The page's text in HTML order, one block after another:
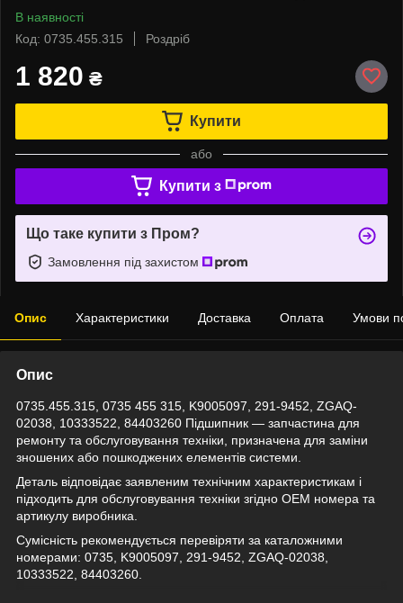
В наявності
Код: 0735.455.315
Роздріб
1 820 ₴
Купити
або
Купити з
Що таке купити з Пром?
Замовлення під захистом
Опис Характеристики Доставка Оплата Умови
Опис
0735.455.315, 0735 455 315, K9005097, 291-9452, ZGAQ-
02038, 10333522, 84403260 Підшипник — запчастина для
ремонту та обслуговування техніки, призначена для заміни
зношених або пошкоджених елементів системи.
Деталь відповідає заявленим технічним характеристикам і
підходить для обслуговування техніки згідно OEM номера та
артикулу виробника.
Сумісність рекомендується перевіряти за каталожними
номерами: 0735, K9005097, 291-9452, ZGAQ-02038,
10333522, 84403260.